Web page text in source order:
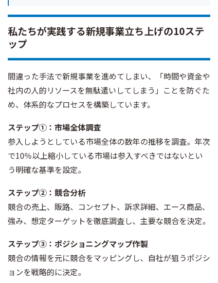
私たちが実践する新規事業立ち上げの10ステ
ップ
間違った手法で新規事業を進めてしまい、「時間や資金や
社内の人的リソースを無駄遣いしてしまう」ことを防ぐた
め、体系的なプロセスを構築しています。
ステップ①：市場全体調査
参入しようとしている市場全体の数年の推移を調査。年次
で10％以上縮小している市場は参入すべきではないとい
う明確な基準を設定。
ステップ②：競合分析
競合の売上、販路、コンセプト、訴求詳細、エース商品、
強み、想定ターゲットを徹底調査し、主要な競合を決定。
ステップ③：ポジショニングマップ作製
競合の情報を元に競合をマッピングし、自社が狙うポジシ
ョンを戦略的に決定。